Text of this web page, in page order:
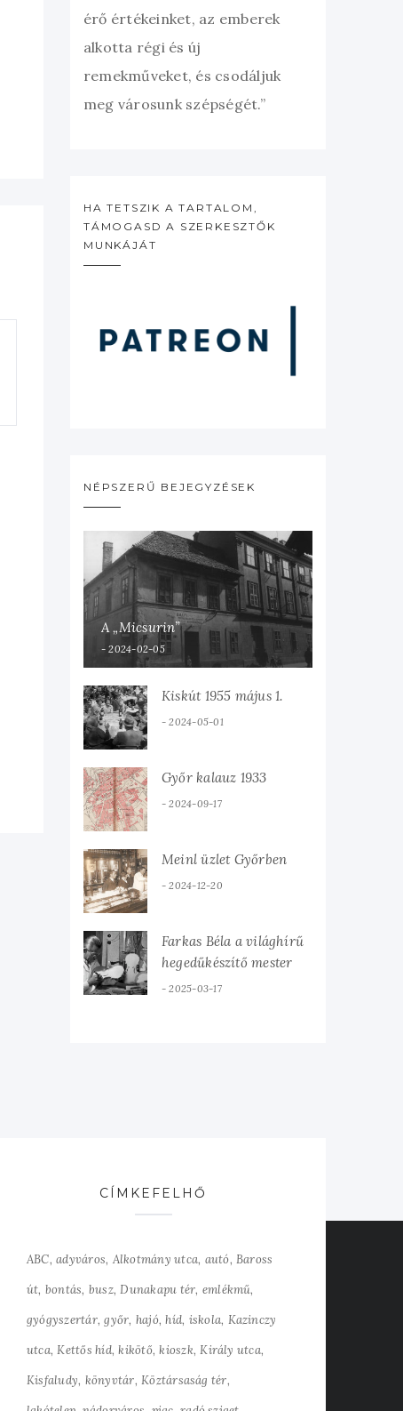
érő értékeinket, az emberek
alkotta régi és új
remekműveket, és csodáljuk
meg városunk szépségét.”
HA TETSZIK A TARTALOM,
TÁMOGASD A SZERKESZTŐK
MUNKÁJÁT
NÉPSZERŰ BEJEGYZÉSEK
A „Micsurin”
2024-02-05
Kiskút 1955 május 1.
2024-05-01
Győr kalauz 1933
2024-09-17
Meinl üzlet Győrben
2024-12-20
Farkas Béla a világhírű
hegedűkészítő mester
2025-03-17
CÍMKEFELHŐ
ABC adyváros Alkotmány utca autó Baross
út bontás busz Dunakapu tér emlékmű
gyógyszertár győr hajó híd iskola Kazinczy
utca Kettős híd kikötő kioszk Király utca
Kisfaludy könyvtár Köztársaság tér